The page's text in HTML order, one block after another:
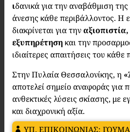
ιδανικά για την αναβάθμιση της
άνεσης κάθε περιβάλλοντος. Η
διακρίνεται για την
εξυπηρέτησηκαι την
ιδιαίτερες απαιτήσεις του κάθε
Στην Πυλαία Θεσσαλονίκης, η
αποτελεί σημείο αναφοράς για
ανθεκτικές λύσεις σκίασης, με
και διαχρονική αξία.
ΥΠ. ΕΠΙΚΟΙΝΩΝΙΑΣ: